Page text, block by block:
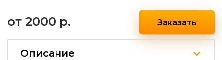
от 2000 р. Заказать
Описание